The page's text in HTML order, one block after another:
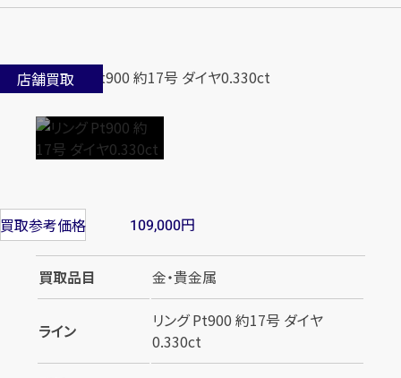
店舗買取
買取参考価格 109,000円
買取品目 金・貴金属
ライン
リング Pt900 約17号 ダイヤ
0.330ct